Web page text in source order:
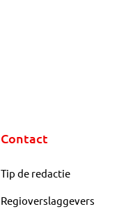
Contact
Tip de redactie
Regioverslaggevers